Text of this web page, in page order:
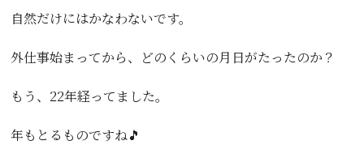
自然だけにはかなわないです。
外仕事始まってから、どのくらいの月日がたったのか？
もう、22年経ってました。
年もとるものですね🎵